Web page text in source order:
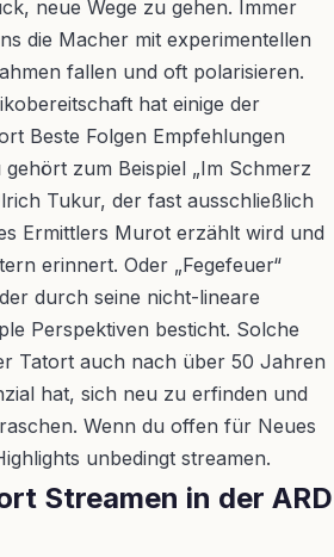
neue Wege zu gehen. Immer
die Macher mit experimentellen
fallen und oft polarisieren.
hat einige der
Beste Folgen Empfehlungen
zum Beispiel „Im Schmerz
Tukur, der fast ausschließlich
Ermittlers Murot erzählt wird und
erinnert. Oder „Fegefeuer“
durch seine nicht-lineare
Perspektiven besticht. Solche
Tatort auch nach über 50 Jahren
hat, sich neu zu erfinden und
Wenn du offen für Neues
unbedingt streamen.
Streamen in der ARD